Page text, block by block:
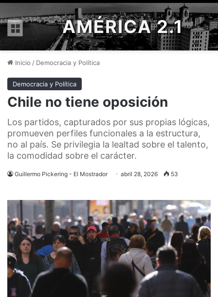
Menú AMÉRICA 2.1
Inicio / Democracia y Política
Democracia y Política
Chile no tiene oposición
Los partidos, capturados por sus propias lógicas,
promueven perfiles funcionales a la estructura,
no al país. Se privilegia la lealtad sobre el talento,
la comodidad sobre el carácter.
Guillermo Pickering - El Mostrador abril 28, 2026 53